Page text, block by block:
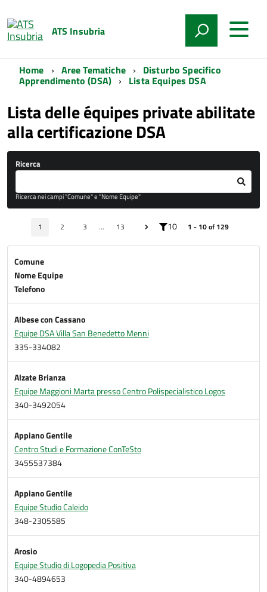
ATS Insubria
Home Aree Tematiche Disturbo Specifico
Apprendimento (DSA) Lista Equipes DSA
Lista delle équipes private abilitate
alla certificazione DSA
Ricerca
Ricerca nei campi "Comune" e "Nome Equipe"
1 2 3 ... 13 10 1 - 10 of 129
Comune
Nome Equipe
Telefono
Albese con Cassano
Equipe DSA Villa San Benedetto Menni
335-334082
Alzate Brianza
Equipe Maggioni Marta presso Centro Polispecialistico Logos
340-3492054
Appiano Gentile
Centro Studi e Formazione ConTeSto
3455537384
Appiano Gentile
Equipe Studio Caleido
348-2305585
Arosio
Equipe Studio di Logopedia Positiva
340-4894653